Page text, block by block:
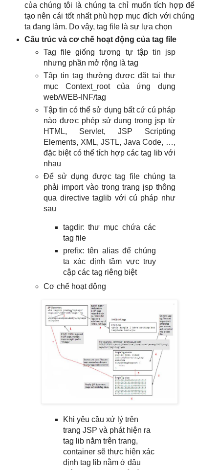
của chúng tôi là chúng ta chỉ muốn tích hợp để
tạo nên cái tốt nhất phù hợp mục đích với chúng
ta đang làm. Do vậy, tag file là sự lựa chọn
Cấu trúc và cơ chế hoạt động của tag file
Tag file giống tương tự tập tin jsp
nhưng phần mở rộng là tag
Tập tin tag thường được đặt tại thư
mục Context_root của ứng dụng
web/WEB-INF/tag
Tập tin có thể sử dụng bất cứ cú pháp
nào được phép sử dụng trong jsp từ
HTML, Servlet, JSP Scripting
Elements, XML, JSTL, Java Code, …,
đặc biệt có thể tích hợp các tag lib với
nhau
Để sử dụng được tag file chúng ta
phải import vào trong trang jsp thông
qua directive taglib với cú pháp như
sau
tagdir: thư mục chứa các
tag file
prefix: tên alias để chúng
ta xác định tầm vực truy
cập các tag riêng biệt
Cơ chế hoạt động
Khi yêu cầu xử lý trên
trang JSP và phát hiện ra
tag lib nằm trên trang,
container sẽ thực hiện xác
định tag lib nằm ở đâu